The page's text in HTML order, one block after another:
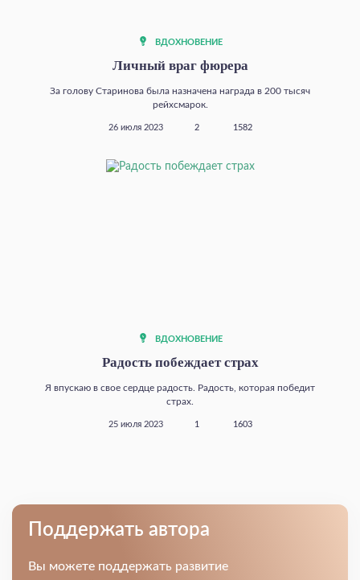
ВДОХНОВЕНИЕ
Личный враг фюрера
За голову Старинова была назначена награда в 200 тысяч
рейхсмарок.
26 июля 2023 2 1582
ВДОХНОВЕНИЕ
Радость побеждает страх
Я впускаю в свое сердце радость. Радость, которая победит
страх.
25 июля 2023 1 1603
Поддержать автора
Вы можете поддержать развитие